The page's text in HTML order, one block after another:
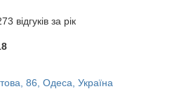
відгуків за рік
86, Одеса, Україна